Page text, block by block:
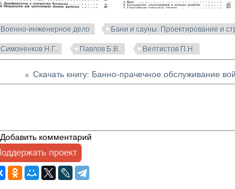
Военно-инженерное дело Бани и сауны. Проектирование и
Симоненков Н.Г. Павлов Б.В. Велтистов П.Н.
Скачать книгу: Банно-прачечное обслуживание
Добавить комментарий